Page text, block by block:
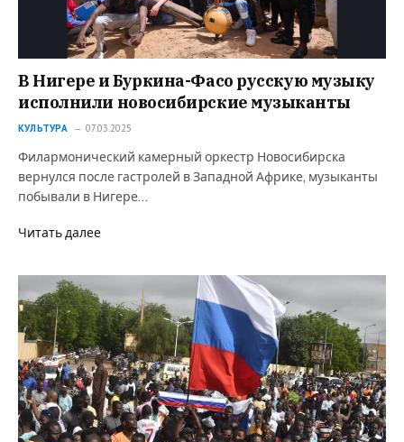
В Нигере и Буркина-Фасо русскую музыку
исполнили новосибирские музыканты
КУЛЬТУРА 07.03.2025
Филармонический камерный оркестр Новосибирска
вернулся после гастролей в Западной Африке, музыканты
побывали в Нигере…
Читать далее